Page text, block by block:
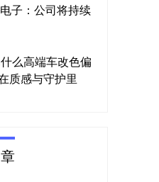
子：公司将持续
么高端车改色偏
质感与守护里